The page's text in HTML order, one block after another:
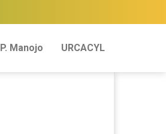
P. Manojo URCACYL